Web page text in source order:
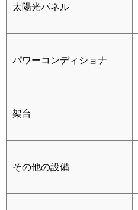
太陽光パネル
パワーコンディショナ
架台
その他の設備